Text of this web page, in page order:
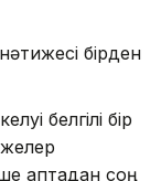
бірден
белгілі бір
аптадан соң